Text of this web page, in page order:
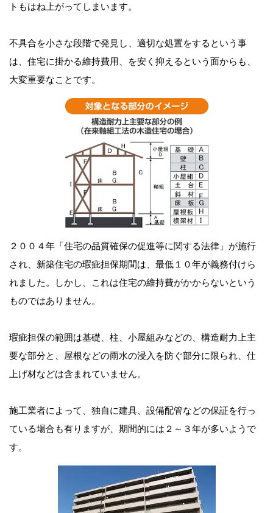
トもはね上がってしまいます。
不具合を小さな段階で発見し、適切な処置をするという事
は、住宅に掛かる維持費用、を安く抑えるという面からも、
大変重要なことです。
２００４年「住宅の品質確保の促進等に関する法律」が施行
され、新築住宅の瑕疵担保期間は、最低１０年が義務付けら
れました。しかし、これは住宅の維持費がかからないという
ものではありません。
瑕疵担保の範囲は基礎、柱、小屋組みなどの、構造耐力上主
要な部分と、屋根などの雨水の浸入を防ぐ部分に限られ、仕
上げ材などは含まれていません。
施工業者によって、独自に建具、設備配管などの保証を行っ
ている場合も有りますが、期間的には２～３年が多いようで
す。